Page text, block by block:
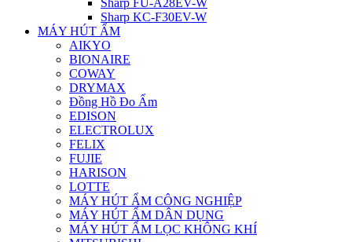
Sharp FU-A28EV-W
Sharp KC-F30EV-W
MÁY HÚT ẨM
AIKYO
BIONAIRE
COWAY
DRYMAX
Đồng Hồ Đo Ẩm
EDISON
ELECTROLUX
FELIX
FUJIE
HARISON
LOTTE
MÁY HÚT ẨM CÔNG NGHIỆP
MÁY HÚT ẨM DÂN DỤNG
MÁY HÚT ẨM LỌC KHÔNG KHÍ